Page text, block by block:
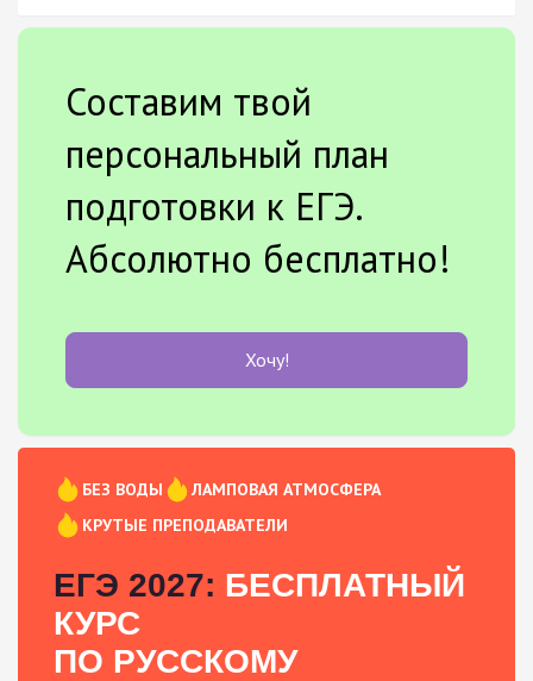
Составим твой
персональный план
подготовки к ЕГЭ.
Абсолютно бесплатно!
Хочу!
БЕЗ ВОДЫ
ЛАМПОВАЯ АТМОСФЕРА
КРУТЫЕ ПРЕПОДАВАТЕЛИ
ЕГЭ 2027: БЕСПЛАТНЫЙ
КУРС
ПО РУССКОМУ